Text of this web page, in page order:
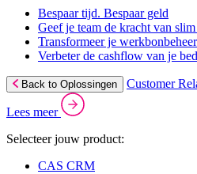
Bespaar tijd. Bespaar geld
Geef je team de kracht van
Transformeer je werkbonbeheer
Verbeter de cashflow van je
Back to Oplossingen Customer
Lees meer
Selecteer jouw product:
CAS CRM